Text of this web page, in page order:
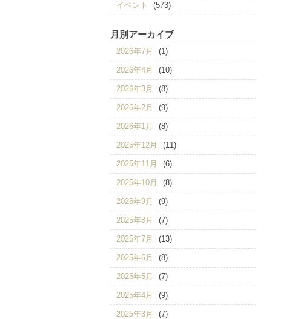
イベント (573)
月別アーカイブ
2026年7月 (1)
2026年4月 (10)
2026年3月 (8)
2026年2月 (9)
2026年1月 (8)
2025年12月 (11)
2025年11月 (6)
2025年10月 (8)
2025年9月 (9)
2025年8月 (7)
2025年7月 (13)
2025年6月 (8)
2025年5月 (7)
2025年4月 (9)
2025年3月 (7)